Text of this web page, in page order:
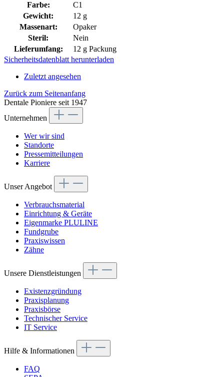
Farbe:
C1
Gewicht:
12 g
Massenart:
Opaker
Steril:
Nein
Lieferumfang:
12 g Packung
Sicherheitsdatenblatt herunterladen
Zuletzt angesehen
Zurück zum Seitenanfang
Dentale Pioniere seit 1947
Unternehmen
Wer wir sind
Standorte
Pressemitteilungen
Karriere
Unser Angebot
Verbrauchsmaterial
Einrichtung & Geräte
Eigenmarke PLULINE
Fundgrube
Praxiswissen
Zähne
Unsere Dienstleistungen
Existenzgründung
Praxisplanung
Praxisbörse
Technischer Service
IT Service
Hilfe & Informationen
FAQ